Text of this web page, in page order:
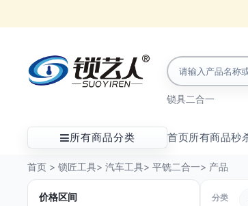
锁具二合一
所有商品分类 首页所有商品秒
首页 > 锁匠工具> 汽车工具> 平铣二合一> 产品
价格区间 分类